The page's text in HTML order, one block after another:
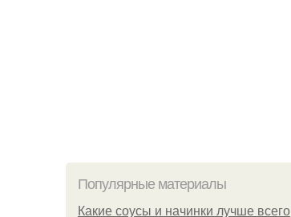
Популярные материалы
Какие соусы и начинки лучше всего